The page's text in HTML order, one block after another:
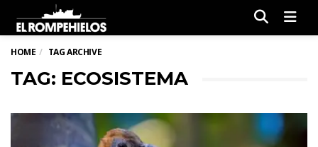
HOME TAG ARCHIVE
TAG: ECOSISTEMA